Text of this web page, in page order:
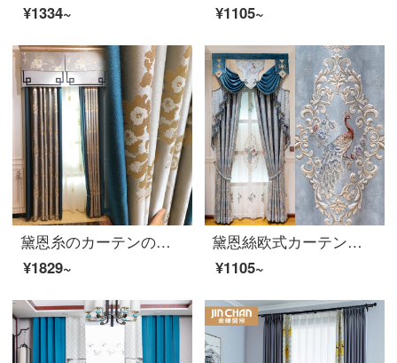
¥1334~
¥1105~
黛恩糸のカーテンの新しい中国式のシルクカーテンの完成品の中国式リビングルームの床の窓のカーテンの窓の紗の灰色は図のカーテンのようです。
¥1829~
黛恩絲欧式カーテン高級豪華客間のシェニールのレリーフ模様の寝室のカーテンの遮光布の窓の別荘は青い紗の幅の1メートルをカスタマイズします（花の位0.385、加工は無料です）
¥1105~